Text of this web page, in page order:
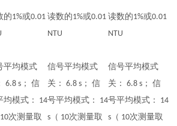
的1%或0.01 读数的1%或0.01
NTU
读数的1%或0.01
NTU
平均模式
6.8 s； 信
均模式： 14
次测量取
信号平均模式
关： 6.8 s； 信
号平均模式： 14
s（ 10次测量取
信号平均模式
关： 6.8 s； 信
号平均模式： 14
s（ 10次测量取